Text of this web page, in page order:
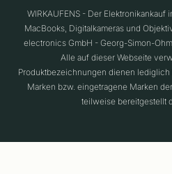
WIRKAUFENS - Der Elektronikankauf
MacBooks, Digitalkameras und
electronics GmbH - Georg-Simon-
Alle auf dieser Webseite
Produktbezeichnungen dienen
Marken bzw. eingetragene Marken
teilweise bereitgestellt